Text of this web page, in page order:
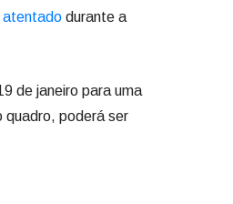
atentado durante a
de janeiro para uma
quadro, poderá ser